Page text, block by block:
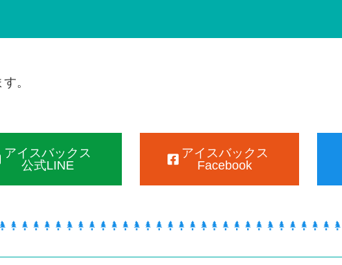
。
アイスバックス
公式LINE
アイスバックス
Facebook